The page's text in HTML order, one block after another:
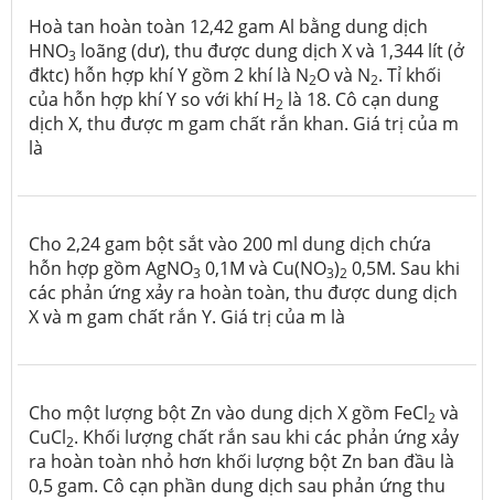
Hoà tan hoàn toàn 12,42 gam Al bằng dung dịch
HNO3 loãng (dư), thu được dung dịch X và 1,344 lít (ở
đktc) hỗn hợp khí Y gồm 2 khí là N2O và N2. Tỉ khối
của hỗn hợp khí Y so với khí H2 là 18. Cô cạn dung
dịch X, thu được m gam chất rắn khan. Giá trị của m
là
Cho 2,24 gam bột sắt vào 200 ml dung dịch chứa
hỗn hợp gồm AgNO3 0,1M và Cu(NO3)2 0,5M. Sau khi
các phản ứng xảy ra hoàn toàn, thu được dung dịch
X và m gam chất rắn Y. Giá trị của m là
Cho một lượng bột Zn vào dung dịch X gồm FeCl2 và
CuCl2. Khối lượng chất rắn sau khi các phản ứng xảy
ra hoàn toàn nhỏ hơn khối lượng bột Zn ban đầu là
0,5 gam. Cô cạn phần dung dịch sau phản ứng thu